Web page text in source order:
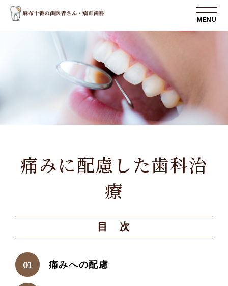
痛みに配慮した歯科治
療
目 次
痛みへの配慮
MENU